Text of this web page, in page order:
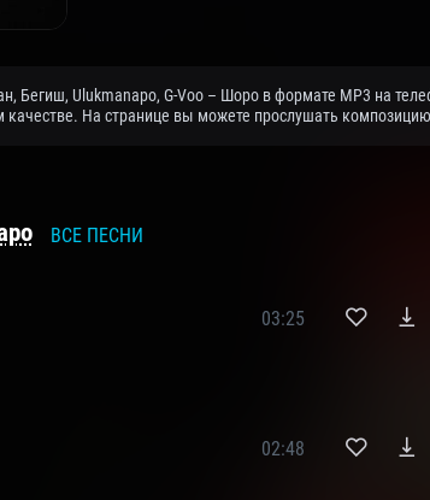
Бегиш, Ulukmanapo, G-Voo – Шоро в формате MP3 на
качестве. На странице вы можете прослушать
ВСЕ ПЕСНИ
03:25
02:48